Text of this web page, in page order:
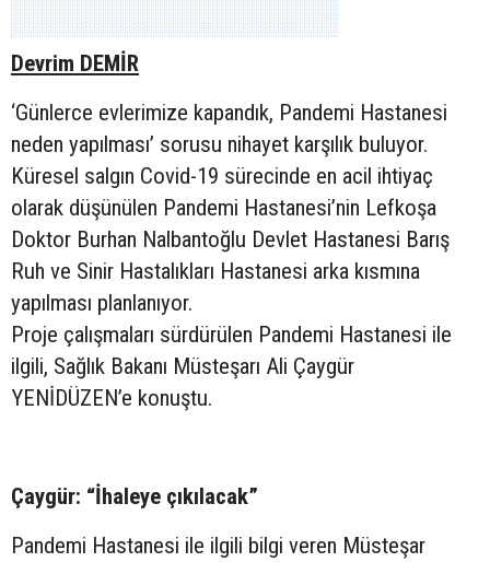
Devrim DEMİR
‘Günlerce evlerimize kapandık, Pandemi Hastanesi
neden yapılması’ sorusu nihayet karşılık buluyor.
Küresel salgın Covid-19 sürecinde en acil ihtiyaç
olarak düşünülen Pandemi Hastanesi’nin Lefkoşa
Doktor Burhan Nalbantoğlu Devlet Hastanesi Barış
Ruh ve Sinir Hastalıkları Hastanesi arka kısmına
yapılması planlanıyor.
Proje çalışmaları sürdürülen Pandemi Hastanesi ile
ilgili, Sağlık Bakanı Müsteşarı Ali Çaygür
YENİDÜZEN’e konuştu.
Çaygür: “İhaleye çıkılacak”
Pandemi Hastanesi ile ilgili bilgi veren Müsteşar